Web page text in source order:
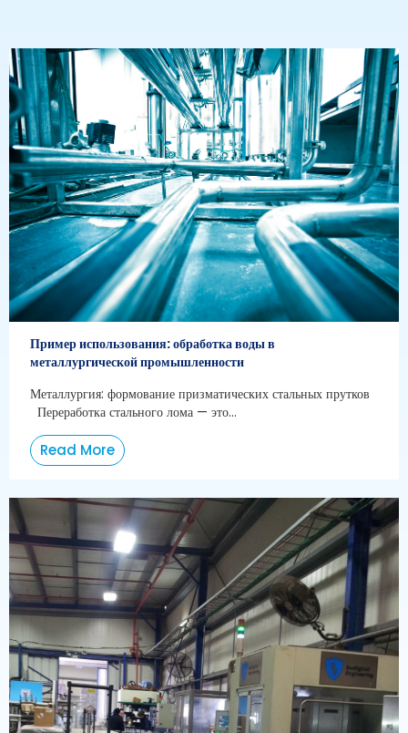
Пример использования: обработка воды в
металлургической промышленности
Металлургия: формование призматических стальных прутков
Переработка стального лома — это...
Read More